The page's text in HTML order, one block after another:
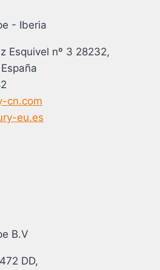
- Iberia
Esquivel nº 3 28232,
cn.com
eu.es
B.V
DD,